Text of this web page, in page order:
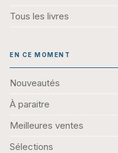
Tous les livres
EN CE MOMENT
Nouveautés
À paraitre
Meilleures ventes
Sélections